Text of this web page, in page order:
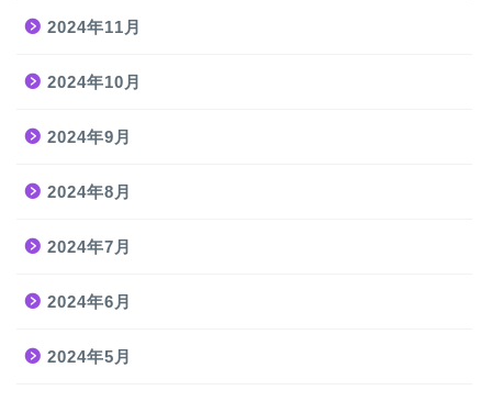
2024年11月
2024年10月
2024年9月
2024年8月
2024年7月
2024年6月
2024年5月